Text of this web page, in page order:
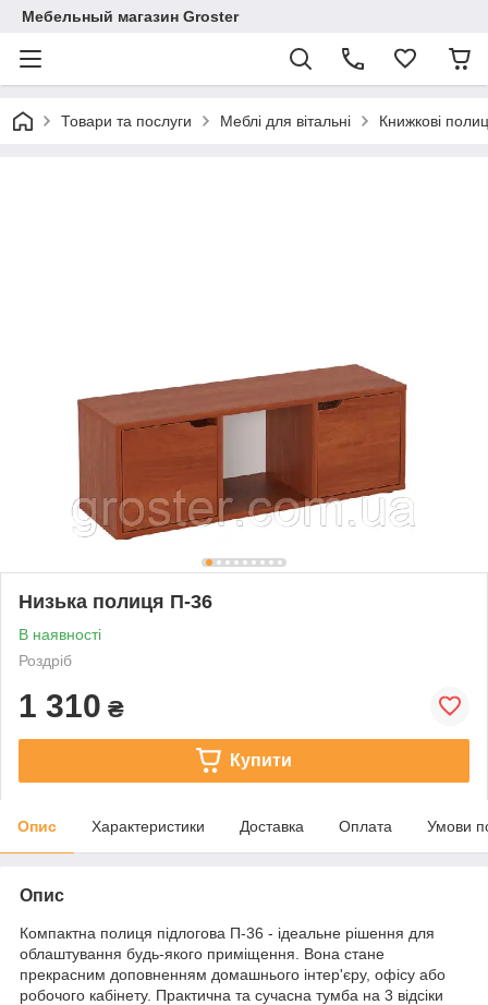
Мебельный магазин Groster
Товари та послуги Меблі для вітальні Книжкові
Низька полиця П-36
В наявності
Роздріб
1 310 ₴
Купити
Опис Характеристики Доставка Оплата Умови
Опис
Компактна полиця підлогова П-36 - ідеальне рішення для
облаштування будь-якого приміщення. Вона стане
прекрасним доповненням домашнього інтер'єру, офісу або
робочого кабінету. Практична та сучасна тумба на 3 відсіки